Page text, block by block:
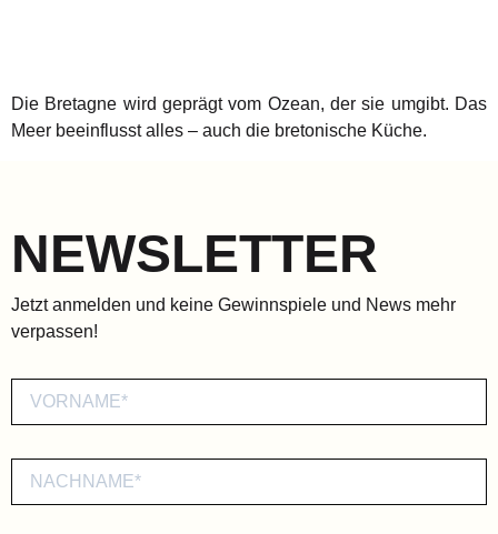
Die Bretagne wird geprägt vom Ozean, der sie umgibt. Das
Meer beeinflusst alles – auch die bretonische Küche.
NEWSLETTER
Jetzt anmelden und keine Gewinnspiele und News mehr
verpassen!